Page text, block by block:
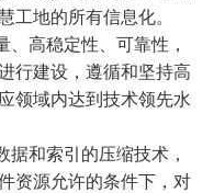
工地的所有信息化。
高稳定性、可靠性，
行建设，遵循和坚持高
领域内达到技术领先水
和索引的压缩技术，
资源允许的条件下，对